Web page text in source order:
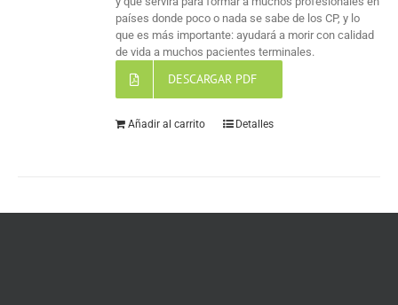
países donde poco o nada se sabe de los CP, y lo
que es más importante: ayudará a morir con calidad
de vida a muchos pacientes terminales.
DESCARGAR PDF
Añadir al carrito Detalles